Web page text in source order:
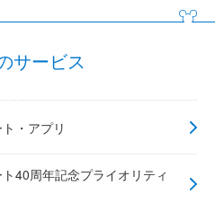
サービス
・アプリ
40周年記念プライオリティ